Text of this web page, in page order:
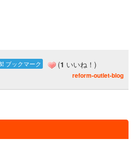
ブックマーク (1 いいね！)
reform-outlet-blog